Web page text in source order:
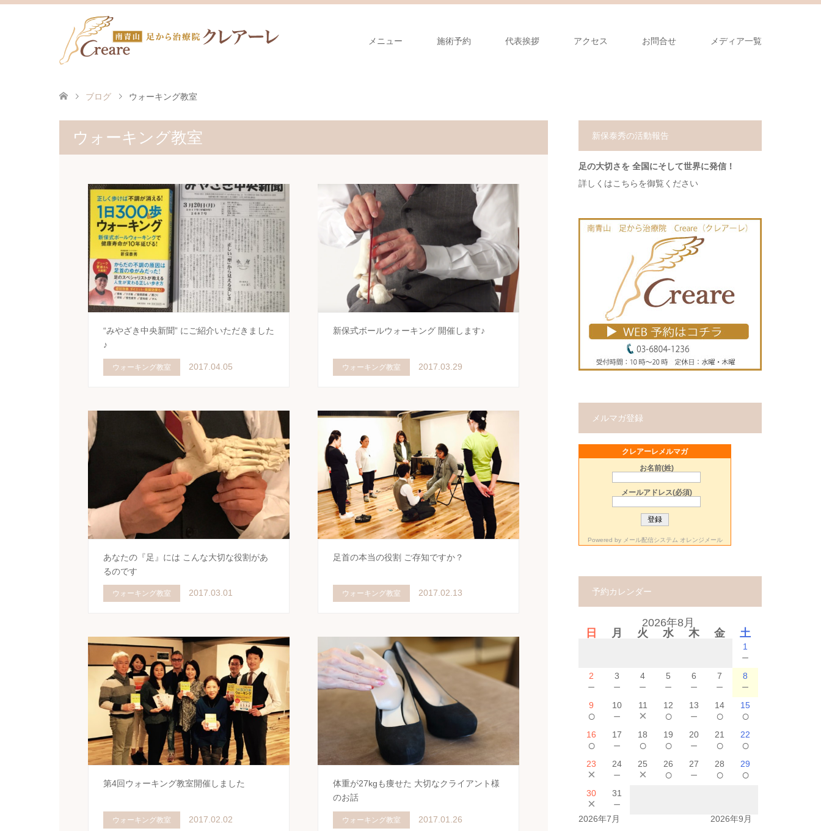
メニュー 施術予約 代表挨拶 アクセス お問合せ メディア一覧
ブログ ウォーキング教室
ウォーキング教室
“みやざき中央新聞” にご紹介いただきました
♪
ウォーキング教室 2017.04.05
新保式ボールウォーキング 開催します♪
ウォーキング教室 2017.03.29
あなたの『足』には こんな大切な役割があ
るのです
ウォーキング教室 2017.03.01
足首の本当の役割 ご存知ですか？
ウォーキング教室 2017.02.13
第4回ウォーキング教室開催しました
ウォーキング教室 2017.02.02
体重が27kgも痩せた 大切なクライアント様
のお話
ウォーキング教室 2017.01.26
新保泰秀の活動報告
足の大切さを 全国にそして世界に発信！
詳しくはこちらを御覧ください
メルマガ登録
クレアーレメルマガ
お名前(姓)
メールアドレス(必須)
Powered by メール配信システム オレンジメール
予約カレンダー
2026年8月
日
月 火 水 木 金 土
1
－
2
－
3
－
4
－
5
－
6
－
7
－
8
－
9
○
10
－
11
×
12
○
13
－
14
○
15
○
16
○
17
－
18
○
19
○
20
－
21
○
22
○
23
×
24
－
25
×
26
○
27
－
28
○
29
○
30
×
31
－
2026年7月 2026年9月